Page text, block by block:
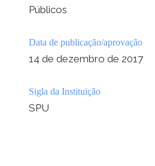
Públicos
Data de publicação/aprovação
14 de dezembro de 2017
Sigla da Instituição
SPU